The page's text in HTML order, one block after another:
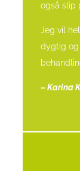
også slip
Jeg vil
dygtig og
– Karina